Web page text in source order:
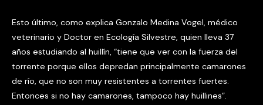
Esto último, como explica Gonzalo Medina Vogel, médico
veterinario y Doctor en Ecología Silvestre, quien lleva 37
años estudiando al huillín, “tiene que ver con la fuerza del
torrente porque ellos depredan principalmente camarones
de río, que no son muy resistentes a torrentes fuertes.
Entonces si no hay camarones, tampoco hay huillines”.